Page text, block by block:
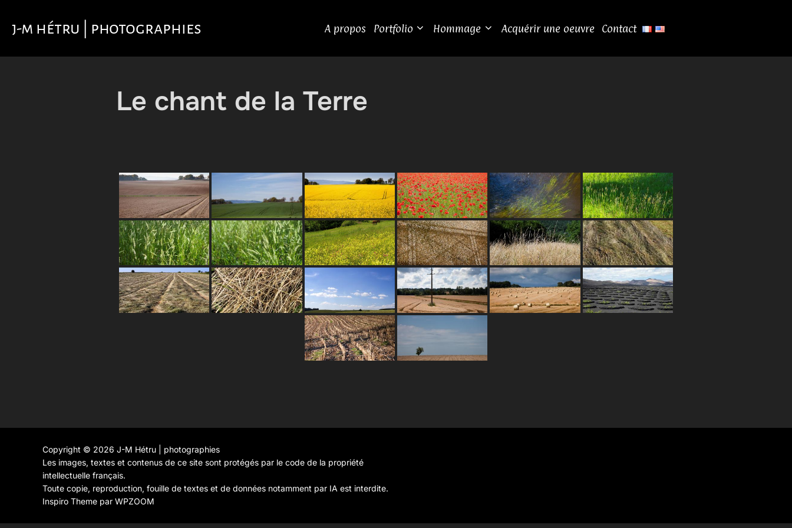
contenu
j-m hétru | photographies A propos Portfolio Hommage Acquérir une oeuvre Contact
Le chant de la Terre
Copyright © 2026 J-M Hétru | photographies
Les images, textes et contenus de ce site sont protégés par le code de la propriété
intellectuelle français.
Toute copie, reproduction, fouille de textes et de données notamment par IA est interdite.
Inspiro Theme par WPZOOM